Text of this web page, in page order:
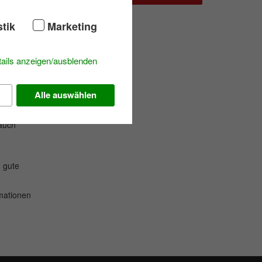
gute
Marketing
anzeigen/ausblenden
Alle auswählen